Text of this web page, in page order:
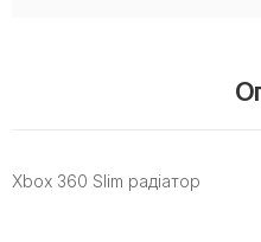
Xbox 360 Slim радіатор